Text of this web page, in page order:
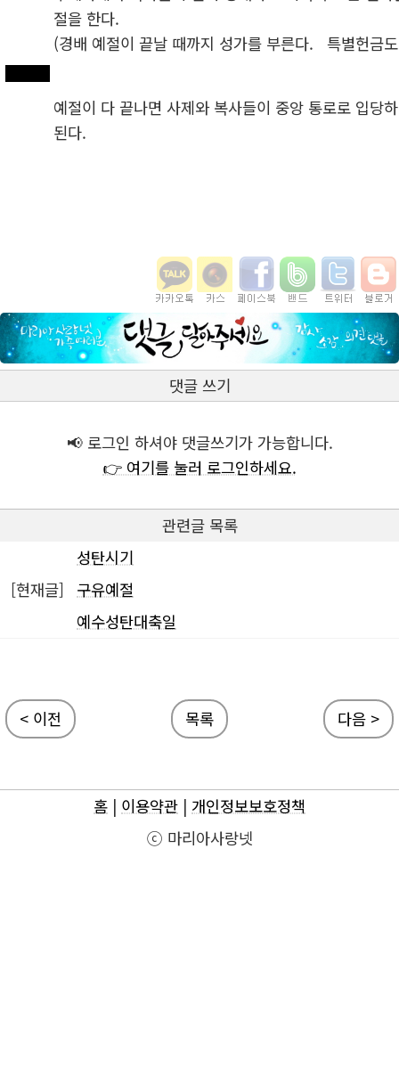
절을 한다.
(경배 예절이 끝날 때까지 성가를 부른다. 특별헌금
예절이 다 끝나면 사제와 복사들이 중앙 통로로 입당
된다.
댓글 쓰기
📢 로그인 하셔야 댓글쓰기가 가능합니다.
👉 여기를 눌러 로그인하세요.
관련글 목록
성탄시기
[현재글]
구유예절
예수성탄대축일
< 이전 목록 다음 >
홈 | 이용약관 | 개인정보보호정책
ⓒ 마리아사랑넷